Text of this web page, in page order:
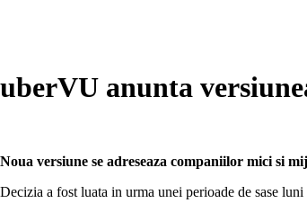
uberVU anunta
Noua versiune se adreseaza companiilor mici si
Decizia a fost luata in urma unei perioade de sase